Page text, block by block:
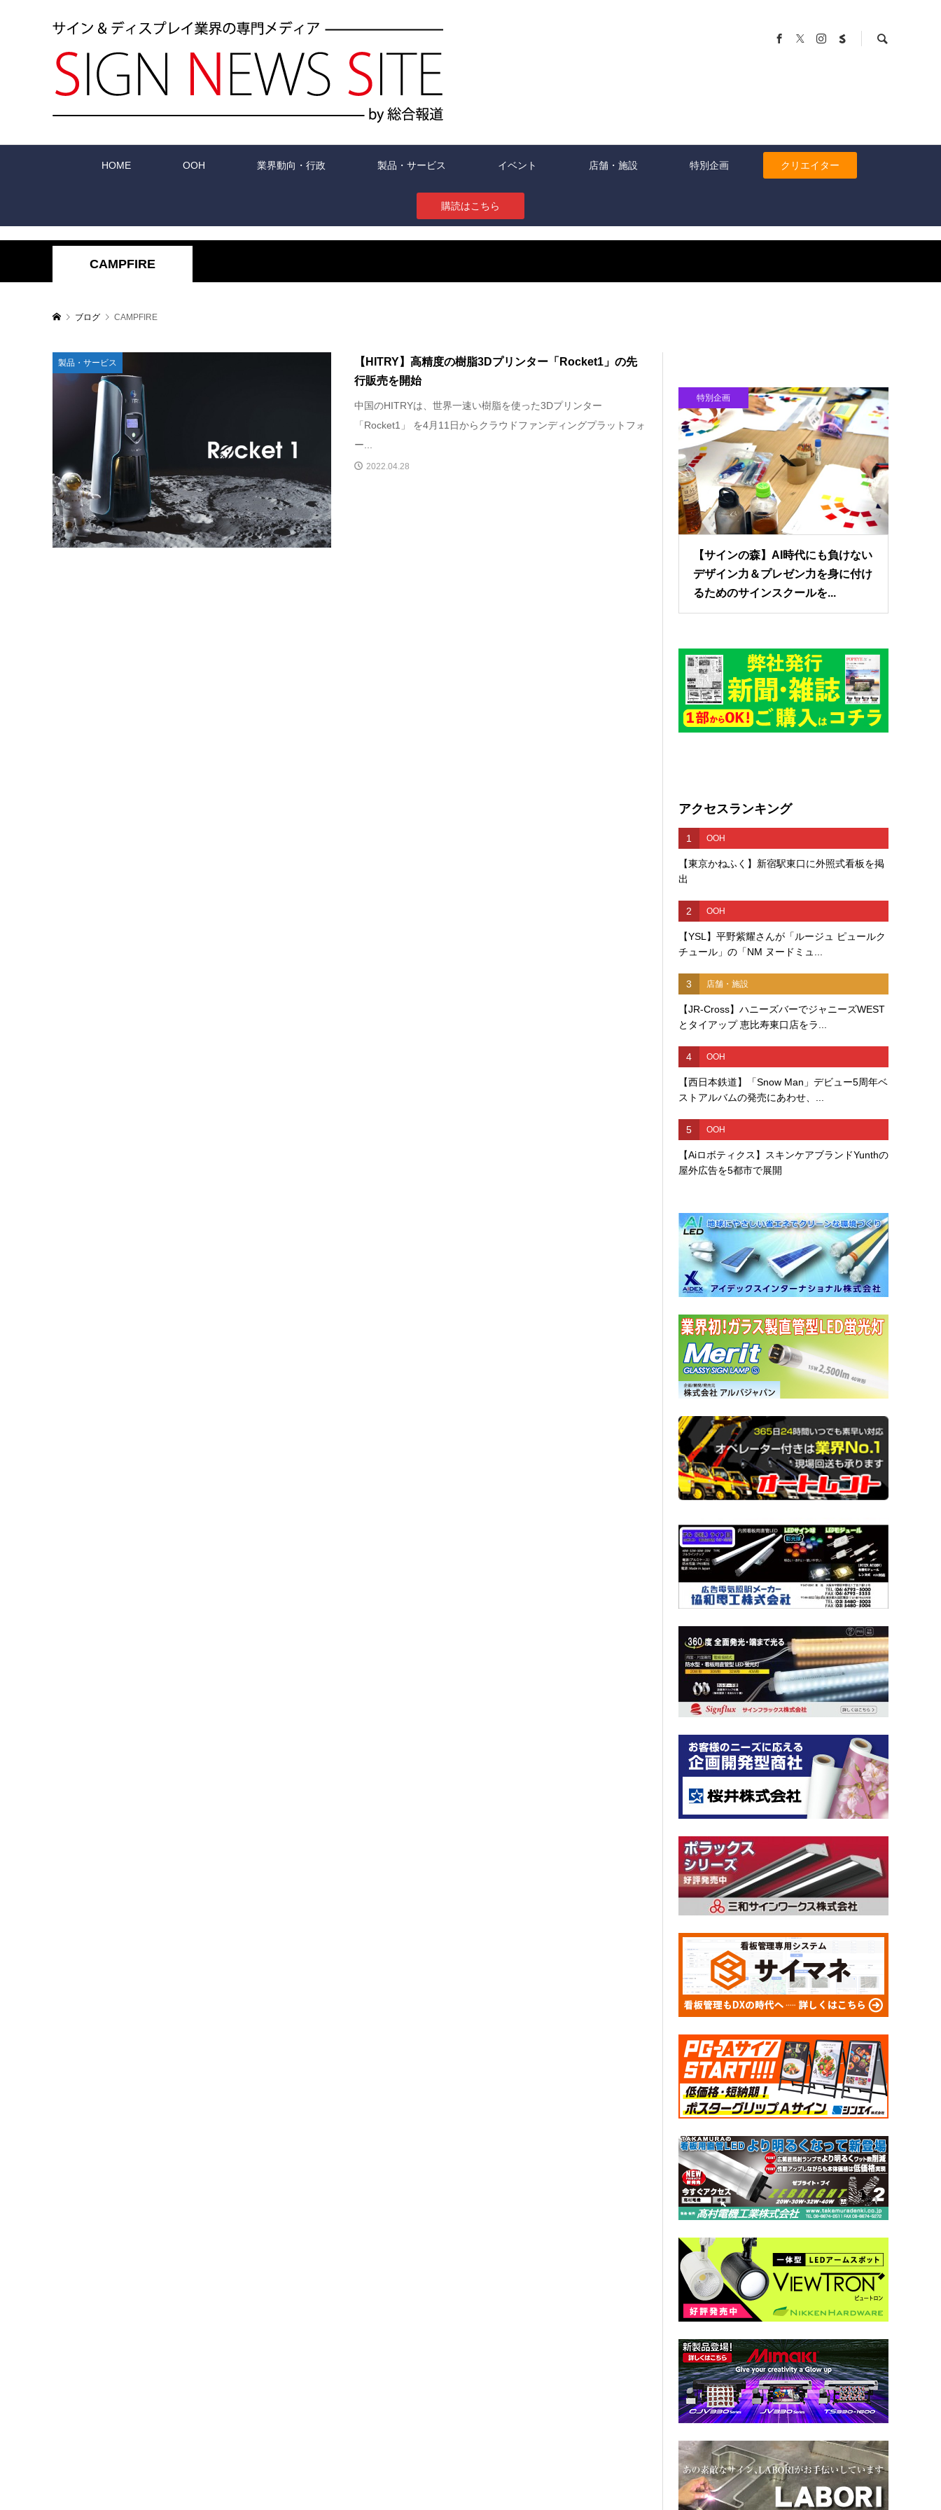
HOME OOH 業界動向・行政 製品・サービス イベント 店舗・施設 特別企画 クリエイター
購読はこちら
CAMPFIRE
ブログ CAMPFIRE
製品・サービス
【HITRY】高精度の樹脂3Dプリンター「Rocket1」の先
行販売を開始
中国のHITRYは、世界一速い樹脂を使った3Dプリンター
「Rocket1」 を4月11日からクラウドファンディングプラットフォ
ー...
2022.04.28
特別企画
【サインの森】AI時代にも負けない
デザイン力＆プレゼン力を身に付け
るためのサインスクールを...
アクセスランキング
1 OOH
【東京かねふく】新宿駅東口に外照式看板を掲
出
2 OOH
【YSL】平野紫耀さんが「ルージュ ピュールク
チュール」の「NM ヌードミュ...
3 店舗・施設
【JR-Cross】ハニーズバーでジャニーズWEST
とタイアップ 恵比寿東口店をラ...
4 OOH
【西日本鉄道】「Snow Man」デビュー5周年ベ
ストアルバムの発売にあわせ、...
5 OOH
【Aiロボティクス】スキンケアブランドYunthの
屋外広告を5都市で展開